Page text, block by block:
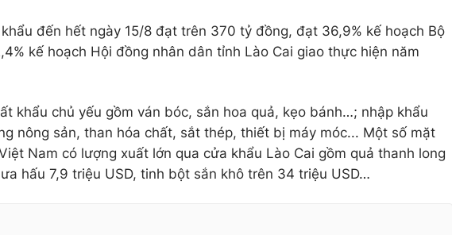
đến hết ngày 15/8 đạt trên 370 tỷ đồng, đạt 36,9% kế hoạch Bộ
kế hoạch Hội đồng nhân dân tỉnh Lào Cai giao thực hiện năm
khẩu chủ yếu gồm ván bóc, sắn hoa quả, kẹo bánh…; nhập khẩu
nông sản, than hóa chất, sắt thép, thiết bị máy móc... Một số mặt
Nam có lượng xuất lớn qua cửa khẩu Lào Cai gồm quả thanh long
hấu 7,9 triệu USD, tinh bột sắn khô trên 34 triệu USD…